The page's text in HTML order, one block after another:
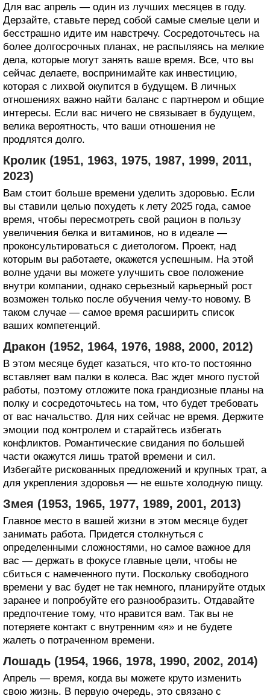
Для вас апрель — один из лучших месяцев в году.
Дерзайте, ставьте перед собой самые смелые цели и
бесстрашно идите им навстречу. Сосредоточьтесь на
более долгосрочных планах, не распыляясь на мелкие
дела, которые могут занять ваше время. Все, что вы
сейчас делаете, воспринимайте как инвестицию,
которая с лихвой окупится в будущем. В личных
отношениях важно найти баланс с партнером и общие
интересы. Если вас ничего не связывает в будущем,
велика вероятность, что ваши отношения не
продлятся долго.
Кролик (1951, 1963, 1975, 1987, 1999, 2011,
2023)
Вам стоит больше времени уделить здоровью. Если
вы ставили целью похудеть к лету 2025 года, самое
время, чтобы пересмотреть свой рацион в пользу
увеличения белка и витаминов, но в идеале —
проконсультироваться с диетологом. Проект, над
которым вы работаете, окажется успешным. На этой
волне удачи вы можете улучшить свое положение
внутри компании, однако серьезный карьерный рост
возможен только после обучения чему-то новому. В
таком случае — самое время расширить список
ваших компетенций.
Дракон (1952, 1964, 1976, 1988, 2000, 2012)
В этом месяце будет казаться, что кто-то постоянно
вставляет вам палки в колеса. Вас ждет много пустой
работы, поэтому отложите пока грандиозные планы на
полку и сосредоточьтесь на том, что будет требовать
от вас начальство. Для них сейчас не время. Держите
эмоции под контролем и старайтесь избегать
конфликтов. Романтические свидания по большей
части окажутся лишь тратой времени и сил.
Избегайте рискованных предложений и крупных трат, а
для укрепления здоровья — не ешьте холодную пищу.
Змея (1953, 1965, 1977, 1989, 2001, 2013)
Главное место в вашей жизни в этом месяце будет
занимать работа. Придется столкнуться с
определенными сложностями, но самое важное для
вас — держать в фокусе главные цели, чтобы не
сбиться с намеченного пути. Поскольку свободного
времени у вас будет не так немного, планируйте отдых
заранее и попробуйте его разнообразить. Отдавайте
предпочтение тому, что нравится вам. Так вы не
потеряете контакт с внутренним «я» и не будете
жалеть о потраченном времени.
Лошадь (1954, 1966, 1978, 1990, 2002, 2014)
Апрель — время, когда вы можете круто изменить
свою жизнь. В первую очередь, это связано с